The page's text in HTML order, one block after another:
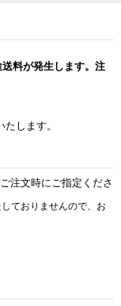
料が発生します。注
します。
注文時にご指定くださ
ておりませんので、お